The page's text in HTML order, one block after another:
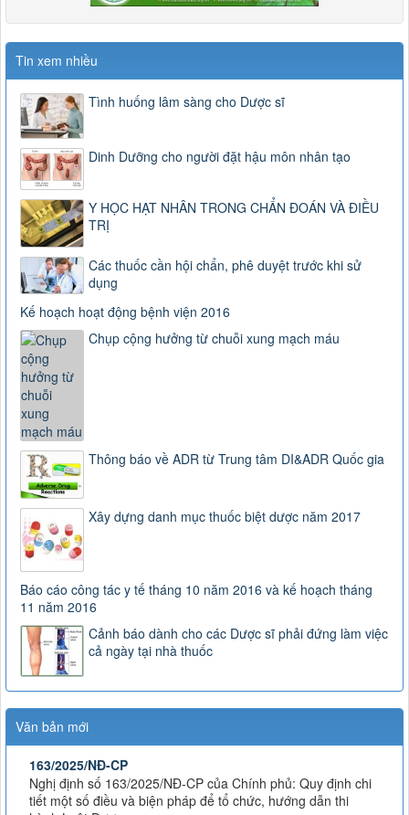
Tin xem nhiều
Tình huống lâm sàng cho Dược sĩ
Dinh Dưỡng cho người đặt hậu môn nhân tạo
Y HỌC HẠT NHÂN TRONG CHẨN ĐOÁN VÀ ĐIỀU
TRỊ
Các thuốc cần hội chẩn, phê duyệt trước khi sử
dụng
Kế hoạch hoạt động bệnh viện 2016
Chụp cộng hưởng từ chuỗi xung mạch máu
Thông báo về ADR từ Trung tâm DI&ADR Quốc gia
Xây dựng danh mục thuốc biệt dược năm 2017
Báo cáo công tác y tế tháng 10 năm 2016 và kế hoạch tháng
11 năm 2016
Cảnh báo dành cho các Dược sĩ phải đứng làm việc
cả ngày tại nhà thuốc
Văn bản mới
163/2025/NĐ-CP
tiết một số điều và biện pháp để tổ chức, hướng dẫn thi
hành Luật Dược
Lượt xem:2894 | lượt tải:0